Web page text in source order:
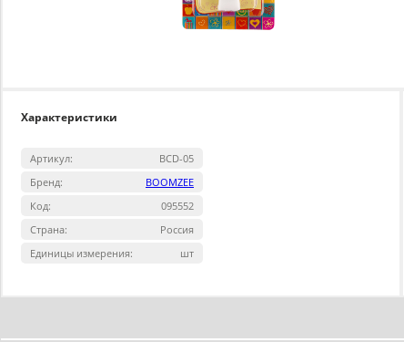
Характеристики
Артикул:
BCD-05
Бренд:
BOOMZEE
Код:
095552
Страна:
Россия
Единицы измерения:
шт